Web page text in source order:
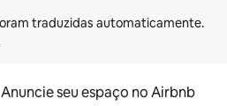
Anuncie seu espaço no Airbnb